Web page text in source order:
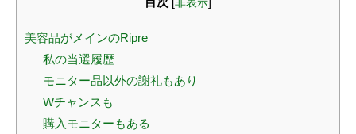
[非表示]
美容品がメインのRipre
私の当選履歴
モニター品以外の謝礼もあり
Wチャンスも
購入モニターもある